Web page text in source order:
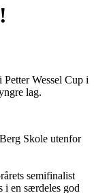
Wessel Cup i
lag.
Skole utenfor
semifinalist
i en særdeles god